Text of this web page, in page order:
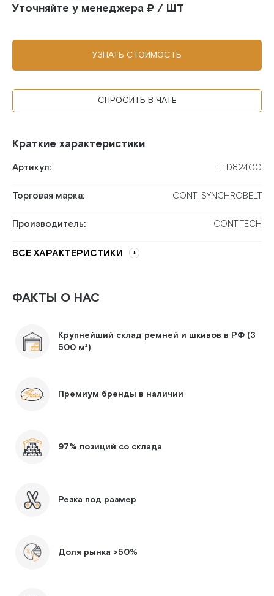
Краткие характеристики
Артикул: HTD82400
Торговая марка: CONTI SYNCHROBELT
Производитель: CONTITECH
ВСЕ ХАРАКТЕРИСТИКИ
Уточняйте у менеджера ₽ / ШТ
УЗНАТЬ СТОИМОСТЬ
СПРОСИТЬ В ЧАТЕ
ФАКТЫ О НАС
Крупнейший склад ремней и шкивов в РФ (3
500 м²)
Премиум бренды в наличии
97% позиций со склада
Резка под размер
Доля рынка >50%